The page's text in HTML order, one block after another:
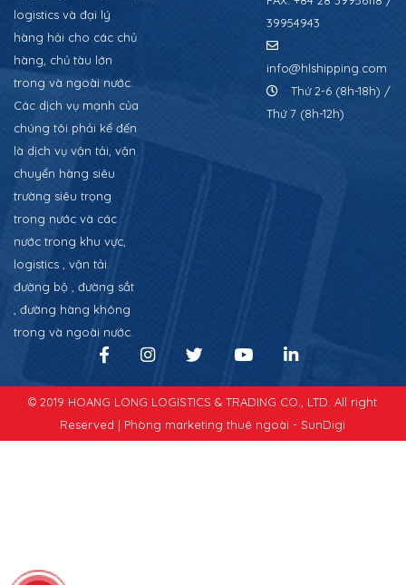
logistics và đại lý
hàng hải cho các chủ
hàng, chủ tàu lớn
trong và ngoài nước.
Các dịch vụ mạnh của
chúng tôi phải kể đến
là dịch vụ vận tải, vận
chuyển hàng siêu
trường siêu trọng
trong nước và các
nước trong khu vực,
logistics , vận tải
đường bộ , đường sắt
, đường hàng không
trong và ngoài nước.
39954943
info@hlshipping.com
Thứ 2-6 (8h-18h) /
Thứ 7 (8h-12h)
© 2019 HOANG LONG LOGISTICS & TRADING CO., LTD. All right
Reserved | Phòng marketing thuê ngoài - SunDigi